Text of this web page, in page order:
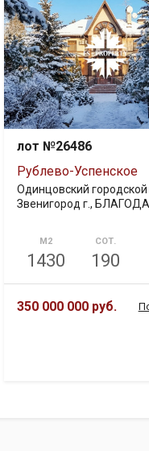
лот №26486
Рублево-Успенское
Одинцовский городской
Звенигород г.,
М2
1430
СОТ.
190
350 000 000 руб.